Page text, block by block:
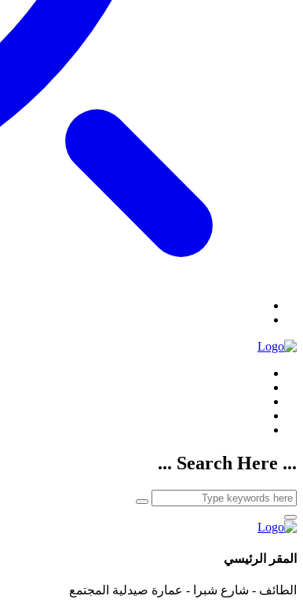
... Search Here ...
المقر الرئيسي
الطائف - شارع شبرا - عمارة صيدلية المجتمع